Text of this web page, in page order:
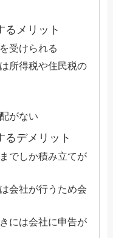
るメリット
受けられる
所得税や住民税の
がない
るデメリット
でしか積み立てが
会社が行うため会
には会社に申告が